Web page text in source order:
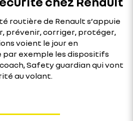
routière de Renault s’appuie
prévenir, corriger, protéger,
voient le jour en
exemple les dispositifs
Safety guardian qui vont
au volant.